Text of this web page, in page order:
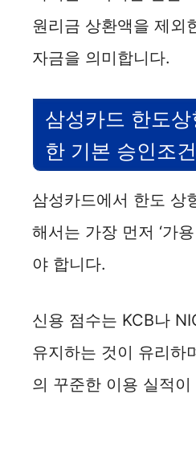
V
d
o
원리금 상환액을 제외
자금을 의미합니다.
삼성카드 한도
한 기본 승인조건
삼성카드에서 한도 상
해서는 가장 먼저 ‘가
야 합니다.
신용 점수는 KCB나
유지하는 것이 유리하
의 꾸준한 이용 실적이